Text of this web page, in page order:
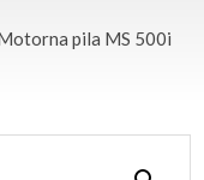
pila MS 500i